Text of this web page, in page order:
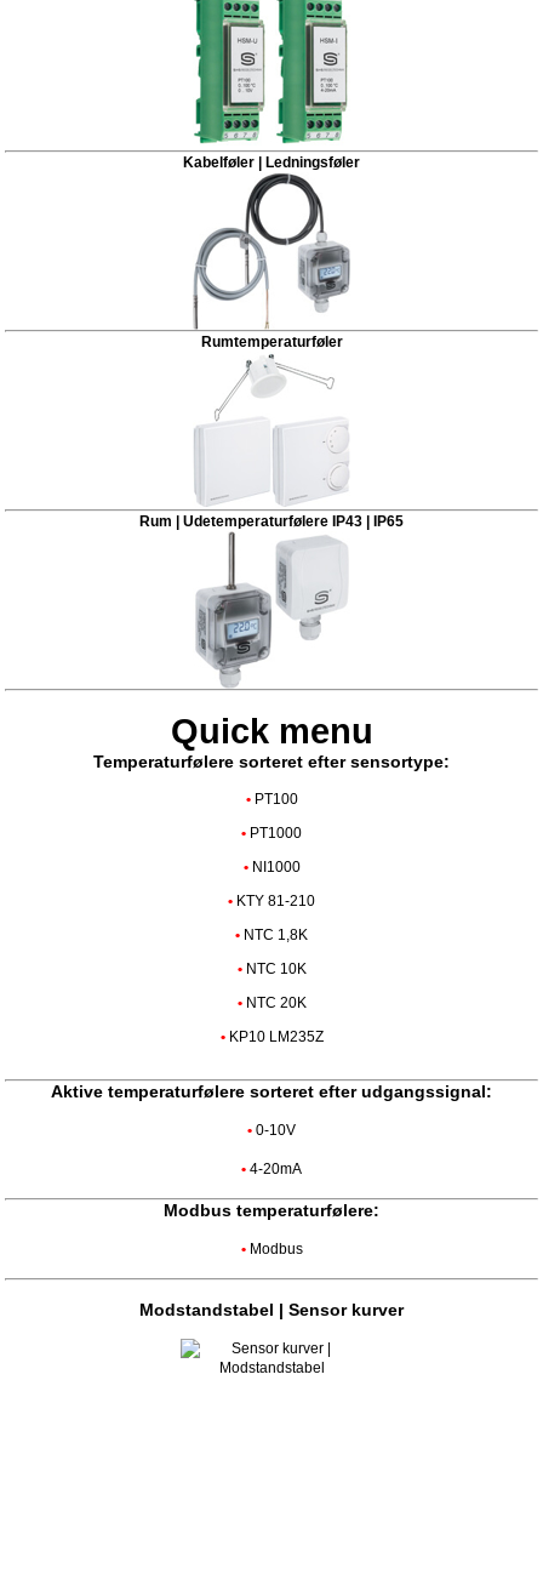
Kabelføler | Ledningsføler
Rumtemperaturføler
Rum | Udetemperaturfølere IP43 | IP65
Quick menu
Temperaturfølere sorteret efter sensortype:
• PT100
• PT1000
• NI1000
• KTY 81-210
• NTC 1,8K
• NTC 10K
• NTC 20K
• KP10 LM235Z
Aktive temperaturfølere sorteret efter udgangssignal:
• 0-10V
• 4-20mA
Modbus temperaturfølere:
• Modbus
Modstandstabel | Sensor kurver